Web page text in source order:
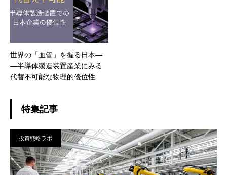
世界の「血管」を握る日本―
―半導体製造装置産業にみる
代替不可能な物理的優位性
特集記事
投資戦略ラボ